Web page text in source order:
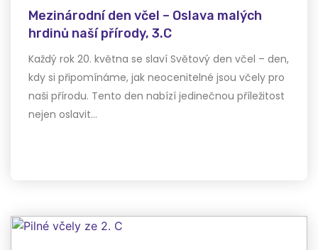
Mezinárodní den včel – Oslava malých
hrdinů naší přírody, 3.C
Každý rok 20. května se slaví Světový den včel – den,
kdy si připomínáme, jak neocenitelné jsou včely pro
naši přírodu. Tento den nabízí jedinečnou příležitost
nejen oslavit…